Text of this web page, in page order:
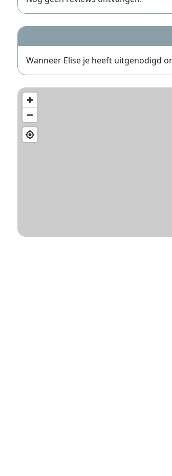
Wanneer Elise je heeft uitgenodigd